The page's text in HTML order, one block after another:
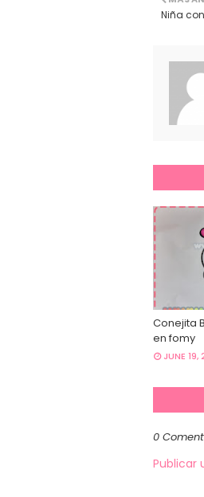
Niña
Conejita
en fomy
JUNE 19,
0
Publicar